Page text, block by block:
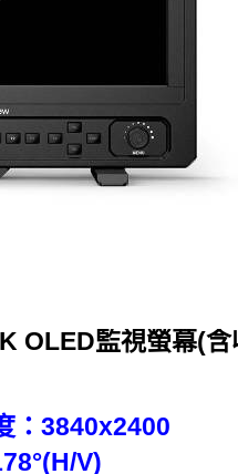
OLED監視螢幕(含
：3840x2400
V)